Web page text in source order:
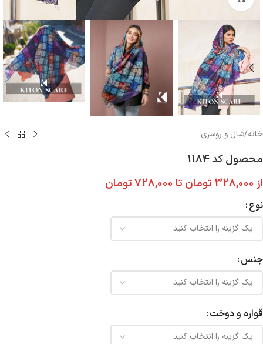
خانه/شال و روسری
محصول کد 1184
از 328,000 تومان تا 728,000تومان
نوع
جنس
قواره و دوخت